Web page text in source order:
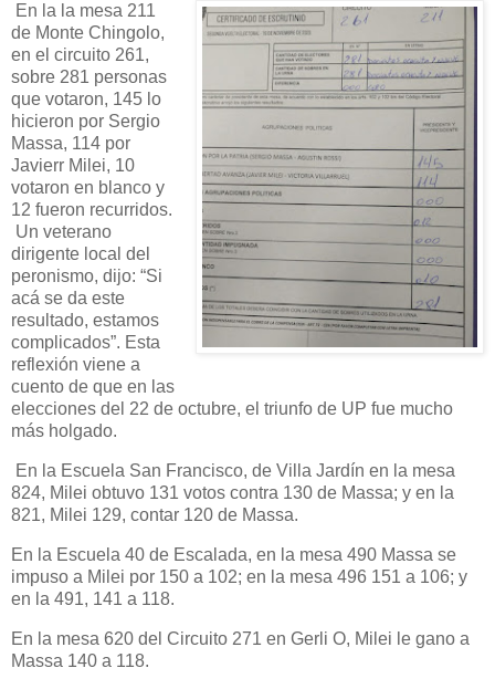
En la la mesa 211
de Monte Chingolo,
en el circuito 261,
sobre 281 personas
que votaron, 145 lo
hicieron por Sergio
Massa, 114 por
Javierr Milei, 10
votaron en blanco y
12 fueron recurridos.
Un veterano
dirigente local del
peronismo, dijo: “Si
acá se da este
resultado, estamos
complicados”. Esta
reflexión viene a
cuento de que en las
elecciones del 22 de octubre, el triunfo de UP fue mucho
más holgado.
En la Escuela San Francisco, de Villa Jardín en la mesa
824, Milei obtuvo 131 votos contra 130 de Massa; y en la
821, Milei 129, contar 120 de Massa.
En la Escuela 40 de Escalada, en la mesa 490 Massa se
impuso a Milei por 150 a 102; en la mesa 496 151 a 106; y
en la 491, 141 a 118.
En la mesa 620 del Circuito 271 en Gerli O, Milei le gano a
Massa 140 a 118.